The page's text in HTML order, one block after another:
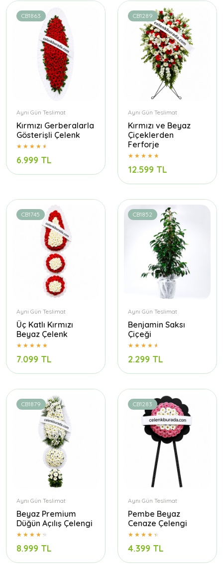
CB1863
Aynı Gün Teslimat
Kırmızı Gerberalarla
Gösterişli Çelenk
6.999 TL
CB1289
Aynı Gün Teslimat
Kırmızı ve Beyaz
Çiçeklerden
Ferforje
12.599 TL
CB1745
Aynı Gün Teslimat
Üç Katlı Kırmızı
Beyaz Çelenk
7.099 TL
CB1852
Aynı Gün Teslimat
Benjamin Saksı
Çiçeği
2.299 TL
CB1879
Aynı Gün Teslimat
Beyaz Premium
Düğün Açılış Çelengi
8.999 TL
CB1283
Aynı Gün Teslimat
Pembe Beyaz
Cenaze Çelengi
4.399 TL